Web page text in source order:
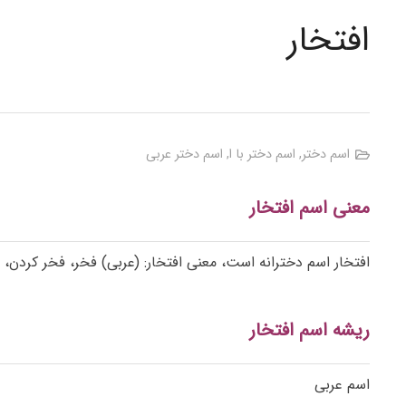
افتخار
اسم دختر, اسم دختر با ا, اسم دختر عربی
معنی اسم افتخار
افتخار اسم دخترانه است، معنی افتخار: (عربی) فخر، فخر کردن،
ریشه اسم افتخار
اسم عربی